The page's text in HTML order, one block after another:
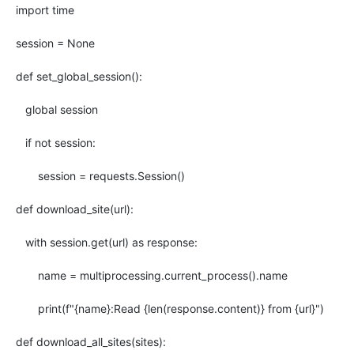
import time
session = None
def set_global_session():
global session
if not session:
session = requests.Session()
def download_site(url):
with session.get(url) as response:
name = multiprocessing.current_process().name
print(f"{name}:Read {len(response.content)} from {url}")
def download_all_sites(sites):